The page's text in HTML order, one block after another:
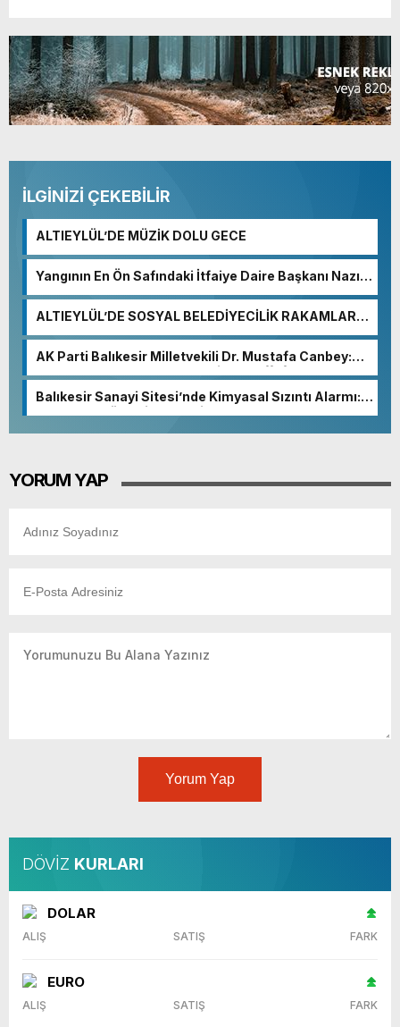
İLGİNİZİ ÇEKEBİLİR
ALTIEYLÜL’DE MÜZİK DOLU GECE
Yangının En Ön Safındaki İtfaiye Daire Başkanı Nazım
ALTIEYLÜL’DE SOSYAL BELEDİYECİLİK RAKAMLARA
AK Parti Balıkesir Milletvekili Dr. Mustafa Canbey:
“Medyanın varlığı, demokratik ve şeffaf toplumun
Balıkesir Sanayi Sitesi’nde Kimyasal Sızıntı Alarmı:
52. Sokak Güvenlik Nedeniyle Boşaltıldı
YORUM YAP
Yorum Yap
DÖVİZ KURLARI
DOLAR
ALIŞ SATIŞ FARK
EURO
ALIŞ SATIŞ FARK